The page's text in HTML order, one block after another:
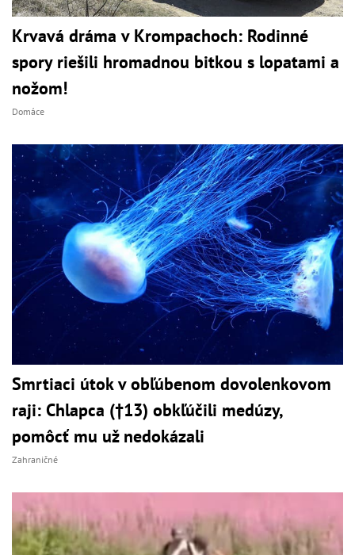
Krvavá dráma v Krompachoch: Rodinné
spory riešili hromadnou bitkou s lopatami a
nožom!
Domáce
Smrtiaci útok v obľúbenom dovolenkovom
raji: Chlapca (†13) obkľúčili medúzy,
pomôcť mu už nedokázali
Zahraničné